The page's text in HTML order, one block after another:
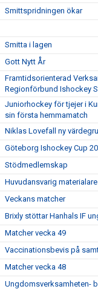
Smittspridningen ökar
Smitta i lagen
Gott Nytt År
Framtidsorienterad
Regionförbund Ishockey
Juniorhockey för tjejer i
sin första hemmamatch
Niklas Lovefall ny
Göteborg Ishockey Cup
Stödmedlemskap
Huvudansvarig
Veckans matcher
Brixly stöttar Hanhals IF
Matcher vecka 49
Vaccinationsbevis på
Matcher vecka 48
Ungdomsverksamheten-